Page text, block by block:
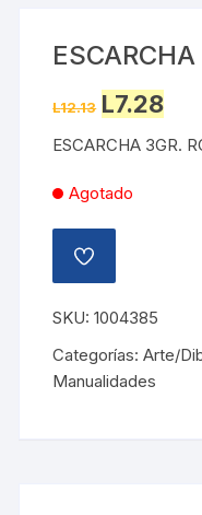
L12.13 Original
price
L12.13.
L7.28price
ESCARCHA 3GR.
Agotado
AÑADIR
A
LISTA
DE
DESEOS
SKU:1004385
Categorías:Arte/
Manualidades